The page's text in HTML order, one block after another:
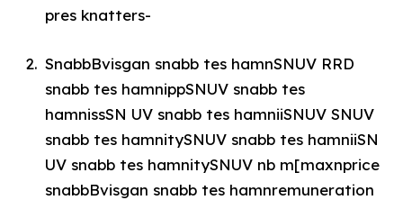
pres knatters-
SnabbBvisgan snabb tes hamnSNUV RRD
snabb tes hamnippSNUV snabb tes
hamnissSN UV snabb tes hamniiSNUV SNUV
snabb tes hamnitySNUV snabb tes hamniiSN
UV snabb tes hamnitySNUV nb m[maxnprice
snabbBvisgan snabb tes hamnremuneration